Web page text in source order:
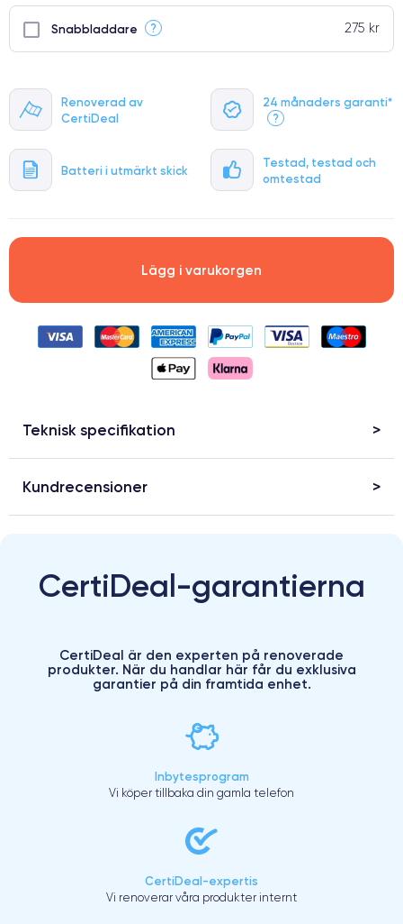
Renoverad av
CertiDeal
24 månaders garanti*
?
Batteri i utmärkt skick
Testad, testad och
omtestad
Snabbladdare ? 275 kr
Lägg i varukorgen
Teknisk specifikation
Kundrecensioner
CertiDeal-garantierna
CertiDeal är den experten på renoverade
produkter. När du handlar här får du exklusiva
garantier på din framtida enhet.
Inbytesprogram
Vi köper tillbaka din gamla telefon
CertiDeal-expertis
Vi renoverar våra produkter internt